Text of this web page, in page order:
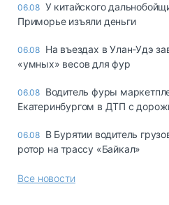
06.08 У китайского
Приморье изъяли деньги
06.08 Ha въeздax в Улaн-Удэ
«yмныx» вecoв для фyp
06.08 Водитель фуры
Екатеринбургом в ДТП с
06.08 В Бурятии водитель
ротор на трассу «Байкал»
Все новости